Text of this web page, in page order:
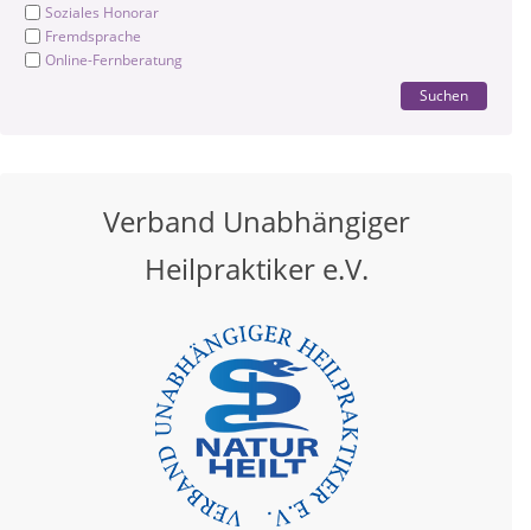
Soziales Honorar
Fremdsprache
Online-Fernberatung
Suchen
Verband Unabhängiger
Heilpraktiker e.V.